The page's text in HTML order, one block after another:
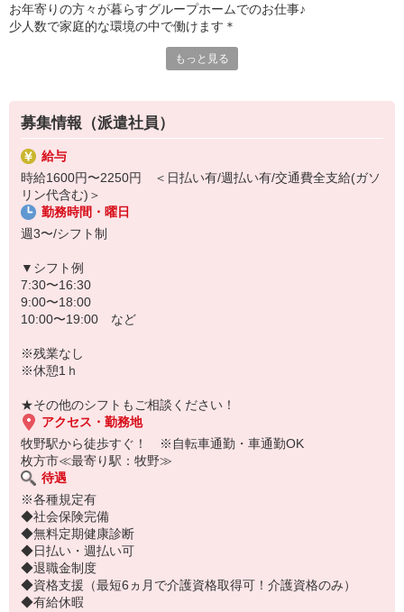
お年寄りの方々が暮らすグループホームでのお仕事♪
少人数で家庭的な環境の中で働けます＊
・お部屋や共有スペースの清掃
・お散歩や体操などのレクリエーション
・必要に応じた生活介助 など
▼こんな方におすすめ
・高齢者の方とじっくり関わりたい
・家事や会話が苦にならない
・認知症ケアに興味がある
難しい対応はありません
未経験スタートのスタッフ多数！
わからないことは先輩スタッフが丁寧に教えますのでご安心くださ
い◎
もっと見る
募集情報（派遣社員）
給与
時給1600円〜2250円 ＜日払い有/週払い有/交通費全支給(ガソ
リン代含む)＞
勤務時間・曜日
週3〜/シフト制
▼シフト例
7:30〜16:30
9:00〜18:00
10:00〜19:00 など
※残業なし
※休憩1ｈ
★その他のシフトもご相談ください！
アクセス・勤務地
牧野駅から徒歩すぐ！ ※自転車通勤・車通勤OK
枚方市≪最寄り駅：牧野≫
待遇
※各種規定有
◆社会保険完備
◆無料定期健康診断
◆日払い・週払い可
◆退職金制度
◆資格支援（最短6ヵ月で介護資格取得可！介護資格のみ）
◆有給休暇